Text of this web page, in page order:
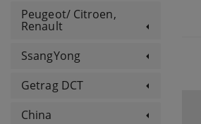
Peugeot/ Citroen,
Renault
SsangYong
Getrag DCT
China